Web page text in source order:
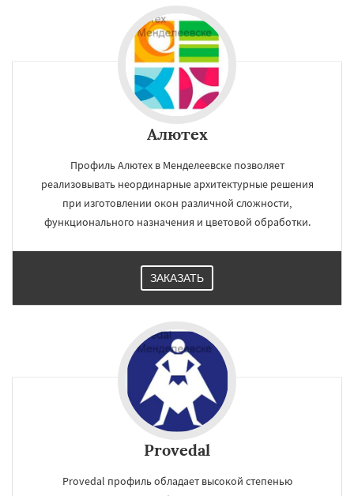
Алютех
Профиль Алютех в Менделеевске позволяет
реализовывать неординарные архитектурные решения
при изготовлении окон различной сложности,
функционального назначения и цветовой обработки.
ЗАКАЗАТЬ
Provedal
Provedal профиль обладает высокой степенью